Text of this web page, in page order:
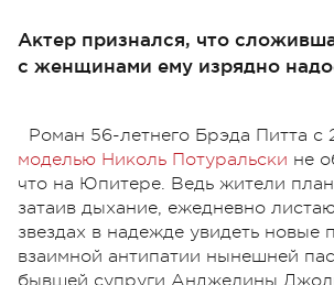
Актер признался, что
с женщинами ему изрядно
Роман 56-летнего Брэда Питта с
моделью Николь Потуральски не
что на Юпитере. Ведь жители
затаив дыхание, ежедневно
звездах в надежде увидеть новые
взаимной антипатии нынешней
бывшей супруги Анджелины